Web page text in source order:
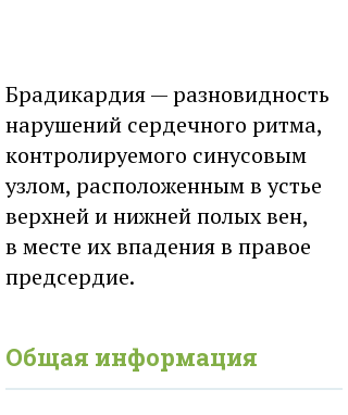
Брадикардия — разновидность
нарушений сердечного ритма,
контролируемого синусовым
узлом, расположенным в устье
верхней и нижней полых вен,
в месте их впадения в правое
предсердие.
Общая информация